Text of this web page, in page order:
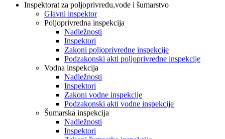
Inspektorat za poljoprivredu,vode i šumarstvo
Glavni inspektor
Poljoprivredna inspekcija
Nadležnosti
Inspektori
Zakoni poljoprivredne inspekcije
Podzakonski akti poljoprivredne inspekcije
Vodna inspekcija
Nadležnosti
Inspektori
Zakoni vodne inspekcije
Podzakonski akti vodne inspekcije
Šumarska inspekcija
Nadležnosti
Inspektori